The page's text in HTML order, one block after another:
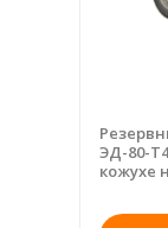
ЭД-80-
кожухе